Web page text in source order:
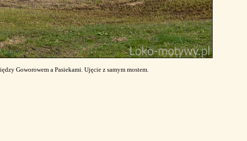
Goworowem a Pasiekami. Ujęcie z samym mostem.